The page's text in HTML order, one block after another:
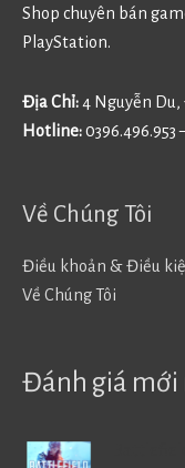
Shop chuyên bán
PlayStation.
Địa Chỉ:4 Nguyễn
Hotline:0396.496.953
Về Chúng Tôi
Điều khoản & Điều
Về Chúng Tôi
Đánh giá mới